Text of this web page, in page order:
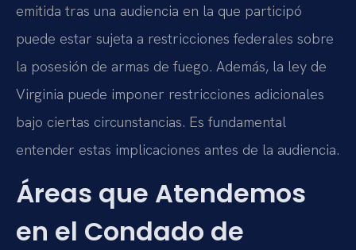
emitida tras una audiencia en la que participó
puede estar sujeta a restricciones federales sobre
la posesión de armas de fuego. Además, la ley de
Virginia puede imponer restricciones adicionales
bajo ciertas circunstancias. Es fundamental
entender estas implicaciones antes de la audiencia.
Áreas que Atendemos
en el Condado de